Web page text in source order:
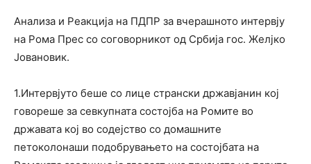
Анализа и Реакција на ПДПР за вчерашното интервју
на Рома Прес со соговорникот од Србија гос. Желјко
Јовановик.
1.Интервјуто беше со лице странски државјанин кој
говореше за севкупната состојба на Ромите во
државата кој во содејство со домашните
петоколонаши подобрувањето на состојбата на